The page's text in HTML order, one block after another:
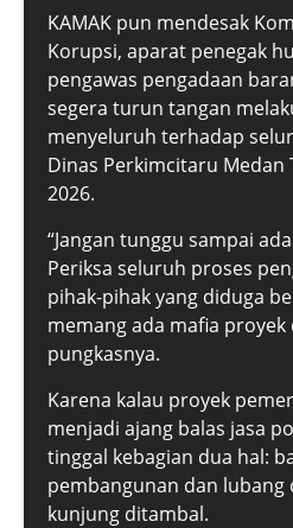
KAMAK pun mendesak
Korupsi, aparat penegak
pengawas pengadaan
segera turun tangan
menyeluruh terhadap
Dinas Perkimcitaru Medan
2026.
“Jangan tunggu sampai
Periksa seluruh proses
pihak-pihak yang diduga
memang ada mafia proyek
pungkasnya.
Karena kalau proyek
menjadi ajang balas jasa
tinggal kebagian dua hal:
pembangunan dan lubang
kunjung ditambal.